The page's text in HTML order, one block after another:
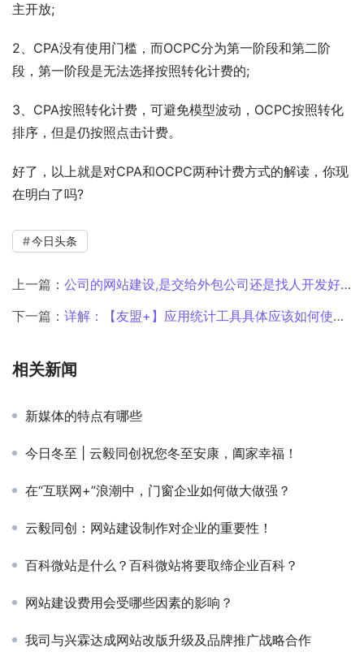
主开放;
2、CPA没有使用门槛，而OCPC分为第一阶段和第二阶
段，第一阶段是无法选择按照转化计费的;
3、CPA按照转化计费，可避免模型波动，OCPC按照转化
排序，但是仍按照点击计费。
好了，以上就是对CPA和OCPC两种计费方式的解读，你现
在明白了吗?
今日头条
上一篇： 公司的网站建设,是交给外包公司还是找人开发好？
下一篇： 详解：【友盟+】应用统计工具具体应该如何使用？
相关新闻
新媒体的特点有哪些
今日冬至 | 云毅同创祝您冬至安康，阖家幸福！
在“互联网+”浪潮中，门窗企业如何做大做强？
云毅同创：网站建设制作对企业的重要性！
百科微站是什么？百科微站将要取缔企业百科？
网站建设费用会受哪些因素的影响？
我司与兴霖达成网站改版升级及品牌推广战略合作